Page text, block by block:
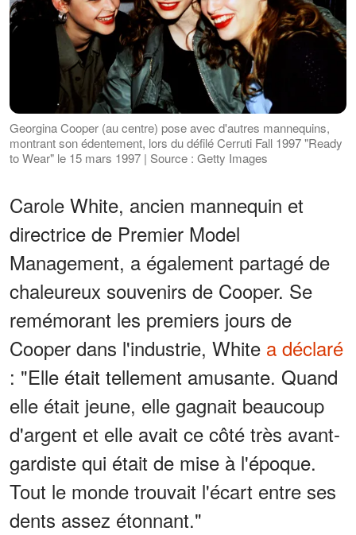
Georgina Cooper (au centre) pose avec d'autres mannequins,
montrant son édentement, lors du défilé Cerruti Fall 1997 "Ready
to Wear" le 15 mars 1997 | Source : Getty Images
Carole White, ancien mannequin et
directrice de Premier Model
Management, a également partagé de
chaleureux souvenirs de Cooper. Se
remémorant les premiers jours de
Cooper dans l'industrie, White a déclaré
: "Elle était tellement amusante. Quand
elle était jeune, elle gagnait beaucoup
d'argent et elle avait ce côté très avant-
gardiste qui était de mise à l'époque.
Tout le monde trouvait l'écart entre ses
dents assez étonnant."